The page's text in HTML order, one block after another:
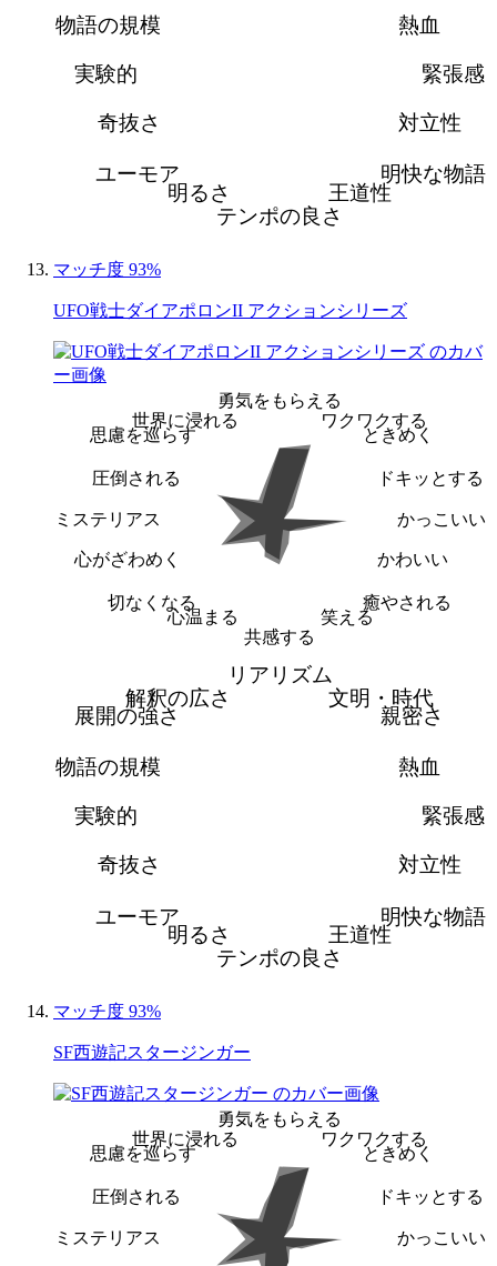
熱血
緊張感
対立性
明快な物語
王道性
テンポの良さ
明るさ
ユーモア
奇抜さ
実験的
物語の規模
マッチ度 93%
UFO戦士ダイアポロンII アクションシリーズ
勇気をもらえる
ワクワクする
ときめく
ドキッとする
かっこいい
かわいい
癒やされる
笑える
共感する
心温まる
切なくなる
心がざわめく
ミステリアス
圧倒される
思慮を巡らす
世界に浸れる
リアリズム
文明・時代
親密さ
熱血
緊張感
対立性
明快な物語
王道性
テンポの良さ
明るさ
ユーモア
奇抜さ
実験的
物語の規模
展開の強さ
解釈の広さ
マッチ度 93%
SF西遊記スタージンガー
勇気をもらえる
ワクワクする
ときめく
ドキッとする
かっこいい
ミステリアス
圧倒される
思慮を巡らす
世界に浸れる